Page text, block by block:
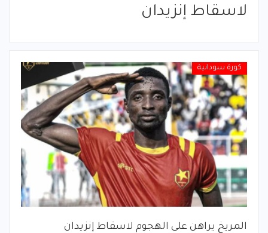
لاسقاط إنزيدان
كورة سودانية
المريخ يراهن على الهجوم لاسقاط إنزيدان